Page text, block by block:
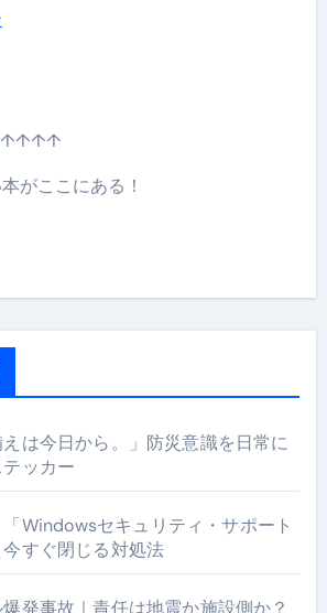
がここにある！
えは今日から。」防災意識を日常に
ッカー
「Windowsセキュリティ・サポート
すぐ閉じる対処法
発事故｜責任は地震か施設側か？